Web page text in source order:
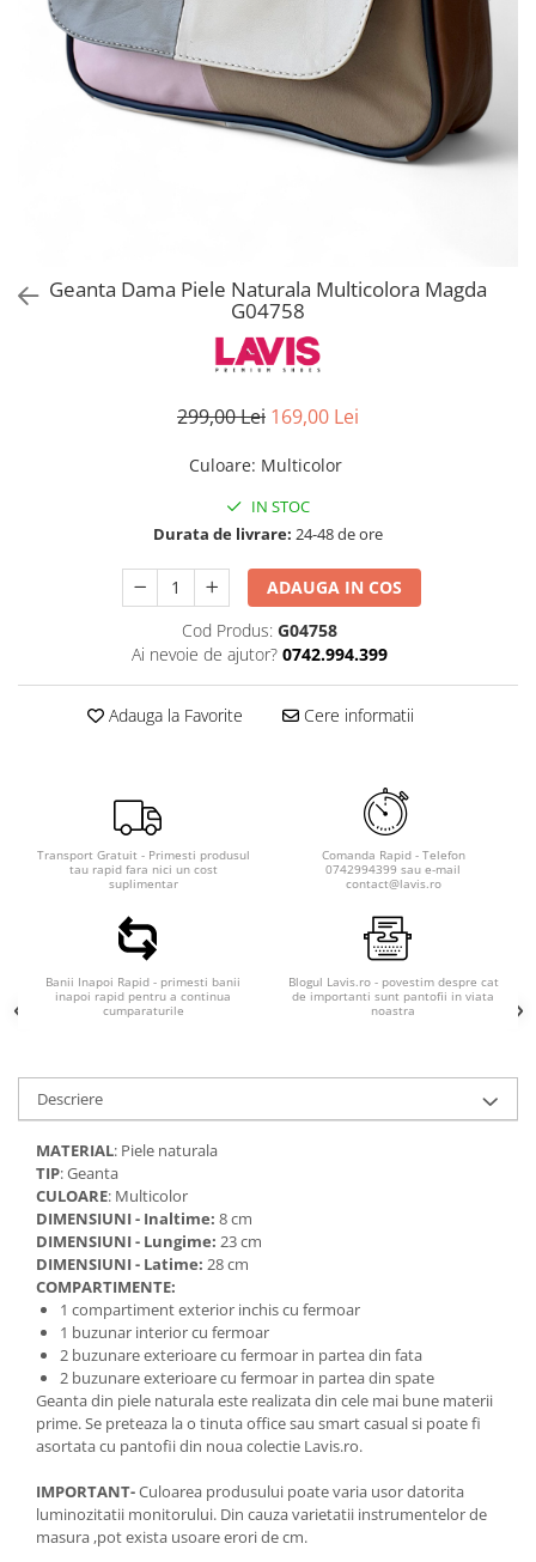
Geanta Dama Piele Naturala Multicolora Magda
G04758
299,00 Lei 169,00 Lei
Culoare: Multicolor
IN STOC
Durata de livrare: 24-48 de ore
ADAUGA IN COS
Cod Produs: G04758
Ai nevoie de ajutor? 0742.994.399
Adauga la Favorite Cere informatii
Transport Gratuit - Primesti produsul
tau rapid fara nici un cost
suplimentar
Comanda Rapid - Telefon
0742994399 sau e-mail
contact@lavis.ro
Banii Inapoi Rapid - primesti banii
inapoi rapid pentru a continua
cumparaturile
Blogul Lavis.ro - povestim despre cat
de importanti sunt pantofii in viata
noastra
Descriere
MATERIAL: Piele naturala
TIP: Geanta
CULOARE: Multicolor
DIMENSIUNI - Inaltime: 8 cm
DIMENSIUNI - Lungime: 23 cm
DIMENSIUNI - Latime: 28 cm
COMPARTIMENTE:
1 compartiment exterior inchis cu fermoar
1 buzunar interior cu fermoar
2 buzunare exterioare cu fermoar in partea din fata
2 buzunare exterioare cu fermoar in partea din spate
Geanta din piele naturala este realizata din cele mai bune materii
prime. Se preteaza la o tinuta office sau smart casual si poate fi
asortata cu pantofii din noua colectie Lavis.ro.
IMPORTANT-Culoarea produsului poate varia usor datorita
luminozitatii monitorului. Din cauza varietatii instrumentelor de
masura ,pot exista usoare erori de cm.